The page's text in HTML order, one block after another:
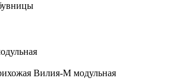
Вилия-М модульная